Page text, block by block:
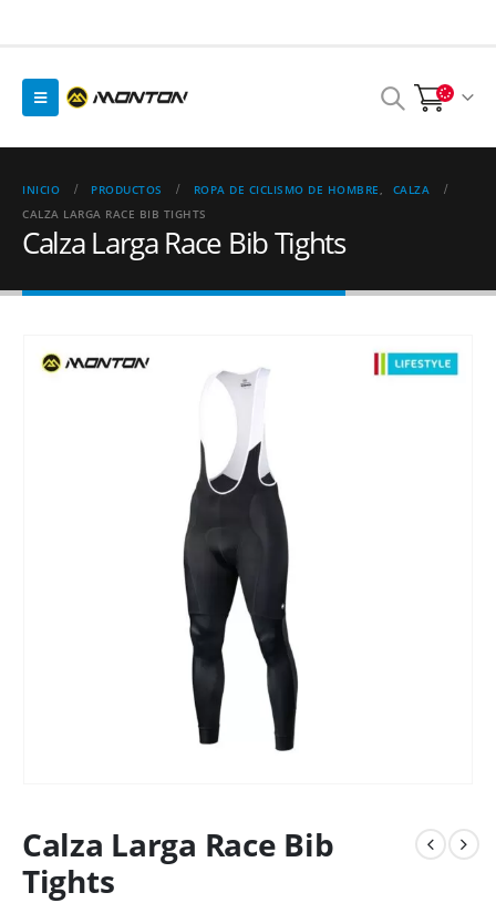
INICIO PRODUCTOS ROPA DE CICLISMO DE HOMBRE,
CALZA
CALZA LARGA RACE BIB TIGHTS
Calza Larga Race Bib Tights
Calza Larga Race Bib
Tights